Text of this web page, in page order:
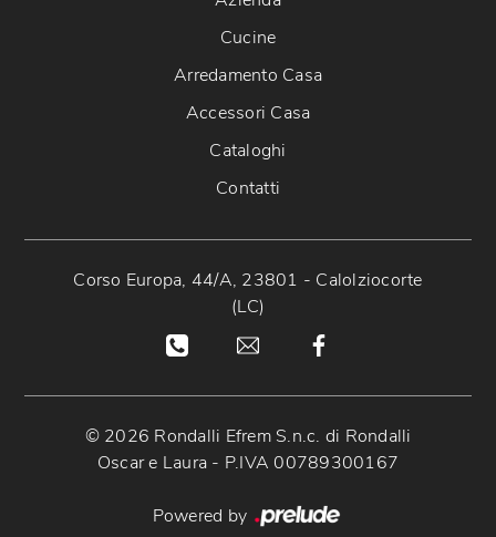
Cucine
Arredamento Casa
Accessori Casa
Cataloghi
Contatti
Corso Europa, 44/A, 23801 - Calolziocorte
(LC)
© 2026 Rondalli Efrem S.n.c. di Rondalli
Oscar e Laura - P.IVA 00789300167
Powered by